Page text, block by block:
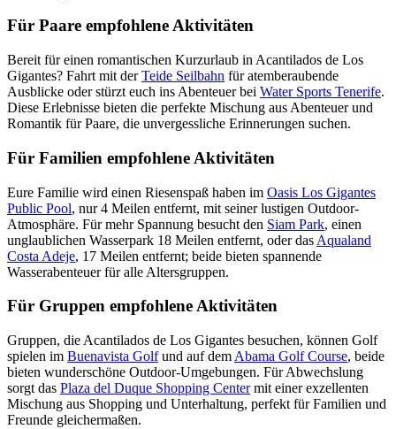
Für Paare empfohlene Aktivitäten
Bereit für einen romantischen Kurzurlaub in Acantilados de Los
Gigantes? Fahrt mit derTeide Seilbahn für atemberaubende
Ausblicke oder stürzt euch ins Abenteuer bei Water Sports Tenerife.
Diese Erlebnisse bieten die perfekte Mischung aus Abenteuer und
Romantik für Paare, die unvergessliche Erinnerungen suchen.
Für Familien empfohlene Aktivitäten
Eure Familie wird einen Riesenspaß haben im Oasis Los Gigantes
Public Pool, nur 4 Meilen entfernt, mit seiner lustigen Outdoor-
Atmosphäre. Für mehr Spannung besucht den Siam Park, einen
unglaublichen Wasserpark 18 Meilen entfernt, oder das Aqualand
Costa Adeje, 17 Meilen entfernt; beide bieten spannende
Wasserabenteuer für alle Altersgruppen.
Für Gruppen empfohlene Aktivitäten
Gruppen, die Acantilados de Los Gigantes besuchen, können Golf
spielen im Buenavista Golfund auf dem Abama Golf Course, beide
bieten wunderschöne Outdoor-Umgebungen. Für Abwechslung
sorgt das Plaza del Duque Shopping Centermit einer exzellenten
Mischung aus Shopping und Unterhaltung, perfekt für Familien und
Freunde gleichermaßen.